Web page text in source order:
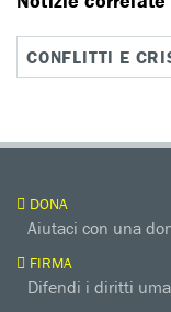
CONFLITTI E
DONA
Aiutaci con una
FIRMA
Difendi i diritti